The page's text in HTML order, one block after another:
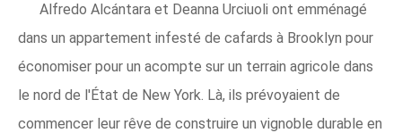
Alfredo Alcántara et Deanna Urciuoli ont emménagé
dans un appartement infesté de cafards à Brooklyn pour
économiser pour un acompte sur un terrain agricole dans
le nord de l'État de New York. Là, ils prévoyaient de
commencer leur rêve de construire un vignoble durable en